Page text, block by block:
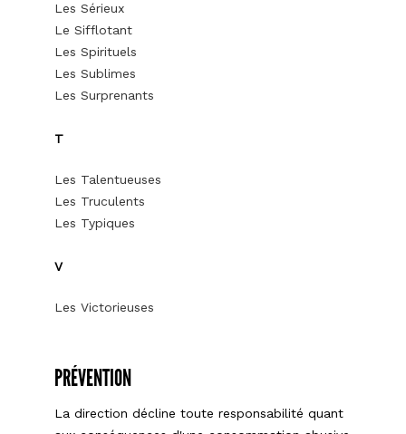
Les Sérieux
Le Sifflotant
Les Spirituels
Les Sublimes
Les Surprenants
T
Les Talentueuses
Les Truculents
Les Typiques
V
Les Victorieuses
PRÉVENTION
La direction décline toute responsabilité quant